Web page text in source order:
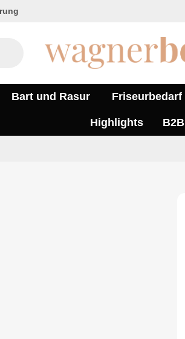
Bart und Rasur Friseurbedarf
Highlights B2B